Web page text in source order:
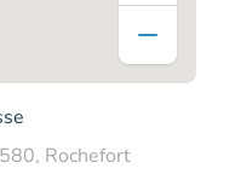
Rochefort